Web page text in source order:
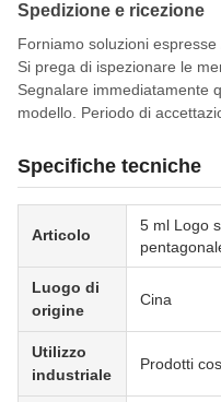
Spedizione e ricezione
Forniamo soluzioni
Si prega di ispezionare le
Segnalare immediatamente
modello. Periodo di
Specifiche tecniche
Articolo
5 ml Logo
Luogo di
origine
Cina
Utilizzo
industriale
Prodotti